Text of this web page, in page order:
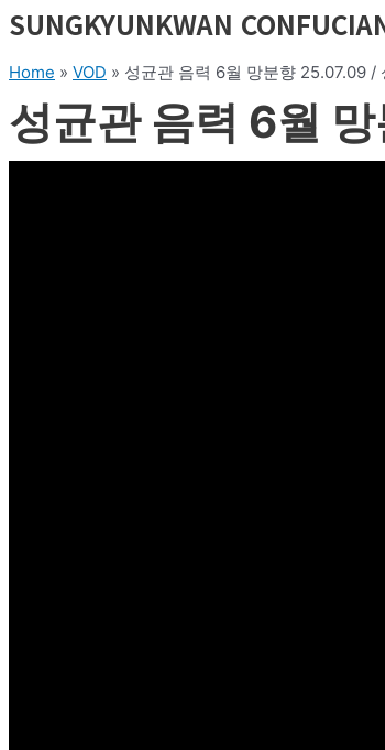
SUNGKYUNKWAN
Home » VOD » 성균관 음력 6월 망분향 25.07.09 /
성균관 음력 6월